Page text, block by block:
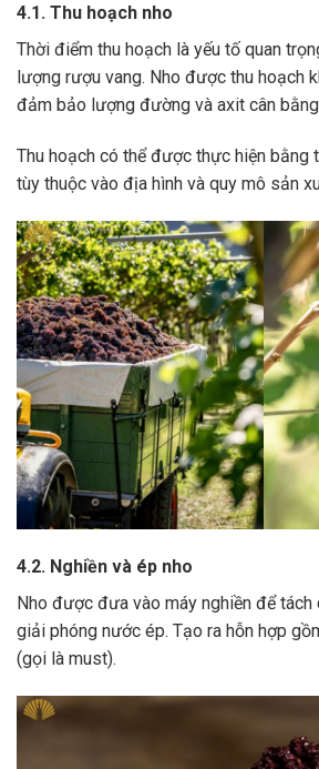
4.1. Thu hoạch nho
Thời điểm thu hoạch là yếu tố quan
lượng rượu vang. Nho được thu hoạch
đảm bảo lượng đường và axit cân
Thu hoạch có thể được thực hiện bằng
tùy thuộc vào địa hình và quy mô sản
4.2. Nghiền và ép nho
Nho được đưa vào máy nghiền để tách
giải phóng nước ép. Tạo ra hỗn hợp
(gọi là must).